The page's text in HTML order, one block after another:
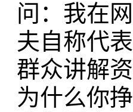
问：我在
夫自称代
群众讲解
为什么你